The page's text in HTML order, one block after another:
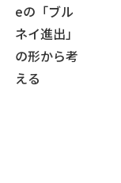
eの「ブル
ネイ進出」
の形から考
える